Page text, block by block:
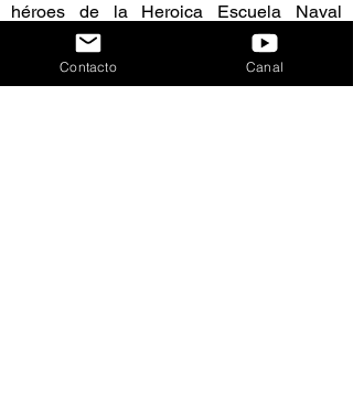
héroes de la Heroica Escuela Naval
Militar y del Heroico Colegio Militar,
entregó premios académicos,
condecoraciones y los sables a las y los
Contacto Canal